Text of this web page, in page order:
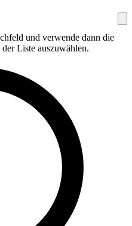
und verwende dann die
Liste auszuwählen.